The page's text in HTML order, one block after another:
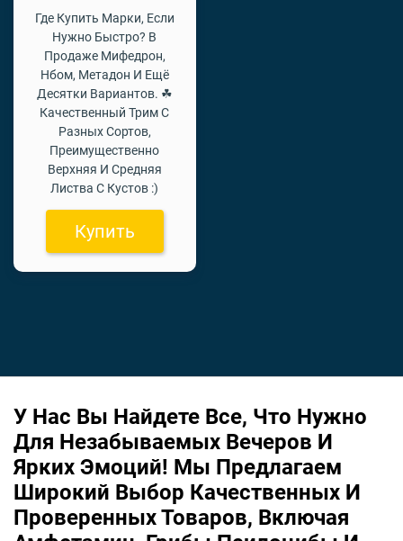
Где Купить Марки, Если
Нужно Быстро? В
Продаже Мифедрон,
Нбом, Метадон И Ещё
Десятки Вариантов. ☘
Качественный Трим С
Разных Сортов,
Преимущественно
Верхняя И Средняя
Листва С Кустов :)
Купить
У Нас Вы Найдете Все, Что Нужно
Для Незабываемых Вечеров И
Ярких Эмоций! Мы Предлагаем
Широкий Выбор Качественных И
Проверенных Товаров, Включая